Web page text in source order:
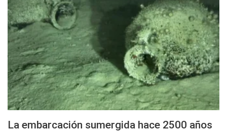
La embarcación sumergida hace 2500 años